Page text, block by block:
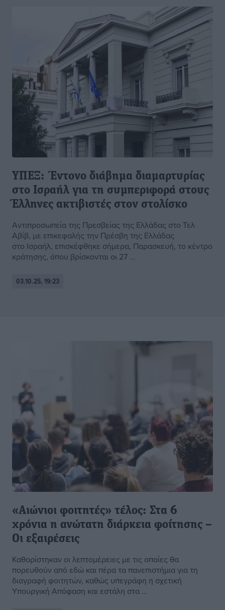
ΥΠΕΞ: Έντονο διάβημα διαμαρτυρίας
στο Ισραήλ για τη συμπεριφορά στους
Έλληνες ακτιβιστές στον στολίσκο
Αντιπροσωπεία της Πρεσβείας της Ελλάδας στο Τελ
Αβίβ, με επικεφαλής την Πρέσβη της Ελλάδας
στο Ισραήλ, επισκέφθηκε σήμερα, Παρασκευή, το κέντρο
κράτησης, όπου βρίσκονται οι 27 ...
03.10.25, 19:23
«Αιώνιοι φοιτητές» τέλος: Στα 6
χρόνια η ανώτατη διάρκεια φοίτησης –
Οι εξαιρέσεις
Καθορίστηκαν οι λεπτομέρειες με τις οποίες θα
πορευθούν από εδώ και πέρα τα πανεπιστήμια για τη
διαγραφή φοιτητών, καθώς υπεγράφη η σχετική
Υπουργική Απόφαση και εστάλη στα ...